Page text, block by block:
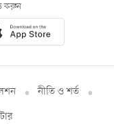
করুন
নীতি ও শর্ত